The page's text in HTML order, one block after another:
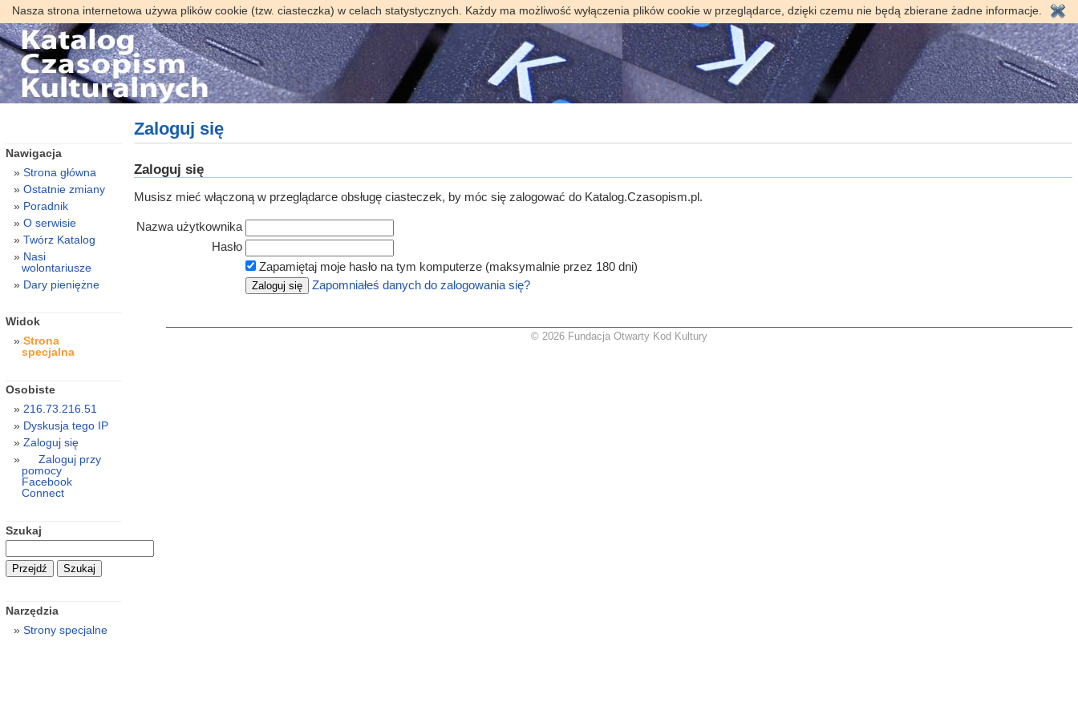
Nasza strona internetowa używa plików cookie (tzw. ciasteczka) w celach statystycznych. Każdy ma możliwość wyłączenia plików cookie w przeglądarce, dzięki czemu nie będą zbierane żadne informacje.
Zaloguj się
Zaloguj się
Musisz mieć włączoną w przeglądarce obsługę ciasteczek, by móc się zalogować do Katalog.Czasopism.pl.
Nazwa użytkownika
Hasło
Zapamiętaj moje hasło na tym komputerze (maksymalnie przez 180 dni)
Zapomniałeś danych do zalogowania się?
Nawigacja
Strona główna
Ostatnie zmiany
Poradnik
O serwisie
Twórz Katalog
Nasi
wolontariusze
Dary pieniężne
Widok
Strona
specjalna
Osobiste
216.73.216.51
Dyskusja tego IP
Zaloguj się
Zaloguj przy
pomocy
Facebook
Connect
Szukaj
Narzędzia
Strony specjalne
© 2026 Fundacja Otwarty Kod Kultury